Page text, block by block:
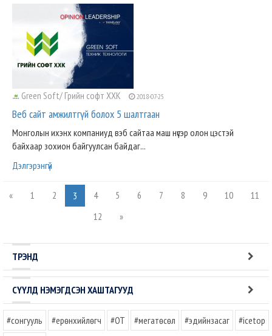
Green Soft/ Грийн софт ХХК 2018-07-25
Веб сайт амжилтгүй болох 5 шалтгаан
Монголын ихэнх компаниуд вэб сайтаа маш нүсэр олон цэстэй
байхаар зохион байгуулсан байдаг...
Дэлгэрэнгүй
« 1 2 3 4 5 6 7 8 9 10
11
12
»
ТРЭНД
СҮҮЛД НЭМЭГДСЭН ХАШТАГУУД
#сонгууль #ерөнхийлөгч #OT #мегатөсөл #эдийнзасаг
#icetop